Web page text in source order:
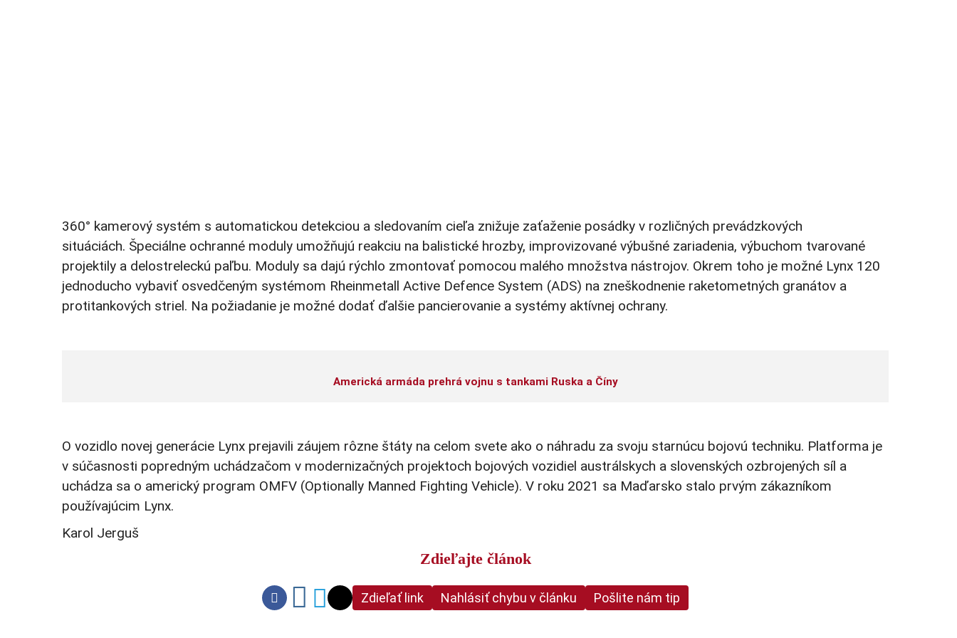
360° kamerový systém s automatickou detekciou a sledovaním cieľa znižuje zaťaženie posádky v rozličných prevádzkových
situáciách. Špeciálne ochranné moduly umožňujú reakciu na balistické hrozby, improvizované výbušné zariadenia, výbuchom tvarované
projektily a delostreleckú paľbu. Moduly sa dajú rýchlo zmontovať pomocou malého množstva nástrojov. Okrem toho je možné Lynx 120
jednoducho vybaviť osvedčeným systémom Rheinmetall Active Defence System (ADS) na zneškodnenie raketometných granátov a
protitankových striel. Na požiadanie je možné dodať ďalšie pancierovanie a systémy aktívnej ochrany.
Americká armáda prehrá vojnu s tankami Ruska a Číny
O vozidlo novej generácie Lynx prejavili záujem rôzne štáty na celom svete ako o náhradu za svoju starnúcu bojovú techniku. Platforma je
v súčasnosti popredným uchádzačom v modernizačných projektoch bojových vozidiel austrálskych a slovenských ozbrojených síl a
uchádza sa o americký program OMFV (Optionally Manned Fighting Vehicle). V roku 2021 sa Maďarsko stalo prvým zákazníkom
používajúcim Lynx.
Karol Jerguš
Zdieľajte článok
Zdieľať link Nahlásiť chybu v článku Pošlite nám tip